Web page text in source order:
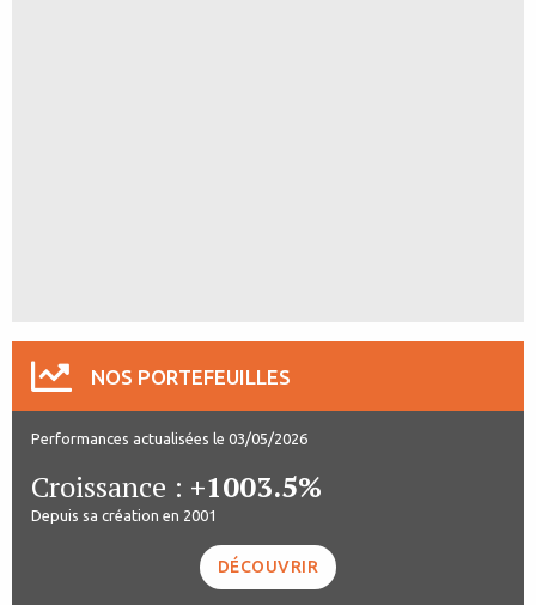
NOS PORTEFEUILLES
Performances actualisées le 03/05/2026
Croissance : +1003.5%
Depuis sa création en 2001
DÉCOUVRIR